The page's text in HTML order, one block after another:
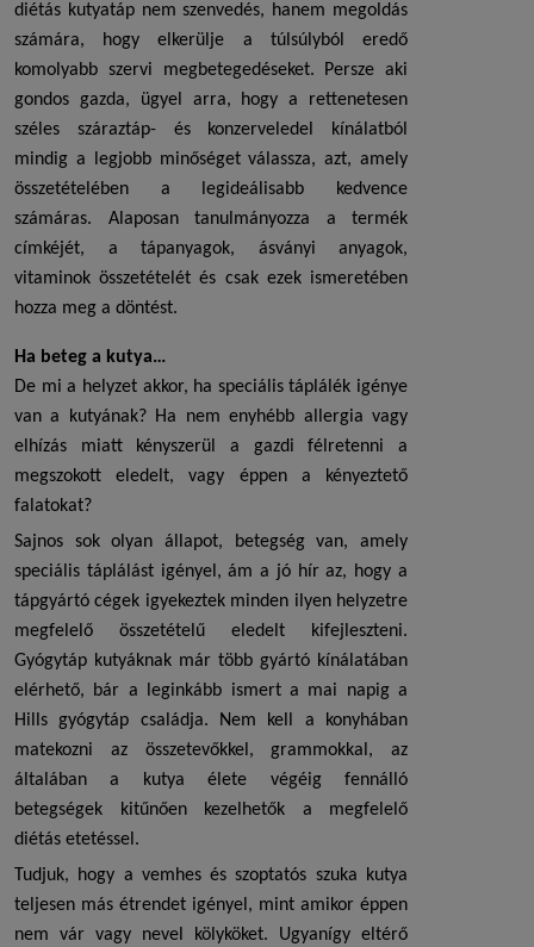
diétás kutyatápnem szenvedés, hanem megoldás
számára, hogy elkerülje a túlsúlyból eredő
komolyabb szervi megbetegedéseket. Persze aki
gondos gazda, ügyel arra, hogy a rettenetesen
széles száraztáp- és konzerveledel kínálatból
mindig a legjobb minőséget válassza, azt, amely
összetételében a legideálisabb kedvence
számáras. Alaposan tanulmányozza a termék
címkéjét, a tápanyagok, ásványi anyagok,
vitaminok összetételét és csak ezek ismeretében
hozza meg a döntést.
Ha beteg a kutya…
De mi a helyzet akkor, ha speciális táplálék igénye
van a kutyának? Ha nem enyhébb allergia vagy
elhízás miatt kényszerül a gazdi félretenni a
megszokott eledelt, vagy éppen a kényeztető
falatokat?
Sajnos sok olyan állapot, betegség van, amely
speciális táplálást igényel, ám a jó hír az, hogy a
tápgyártó cégek igyekeztek minden ilyen helyzetre
megfelelő összetételű eledelt kifejleszteni.
Gyógytáp kutyáknak már több gyártó kínálatában
elérhető, bár a leginkább ismert a mai napig a
Hills gyógytáp családja. Nem kell a konyhában
matekozni az összetevőkkel, grammokkal, az
általában a kutya élete végéig fennálló
betegségek kitűnően kezelhetők a megfelelő
diétás etetéssel.
Tudjuk, hogy a vemhes és szoptatós szuka kutya
teljesen más étrendet igényel, mint amikor éppen
nem vár vagy nevel kölyköket. Ugyanígy eltérő